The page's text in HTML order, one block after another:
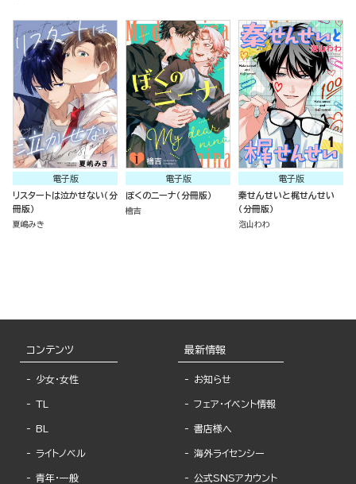
電子版
リスタートは泣かせない（分
冊版）
夏嶋みき
電子版
ぼくのニーナ（分冊版）
檜吉
電子版
秦せんせいと梶せんせい
（分冊版）
泡山わわ
コンテンツ
少女・女性
TL
BL
ライトノベル
青年・一般
最新情報
お知らせ
フェア・イベント情報
書店様へ
海外ライセンシー
公式SNSアカウント